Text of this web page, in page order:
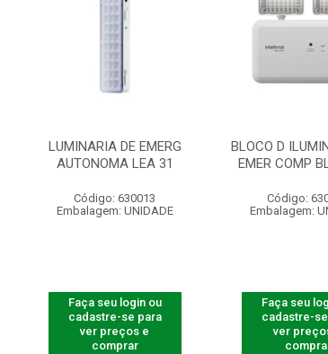
LUMINARIA DE EMERG
AUTONOMA LEA 31
Código: 630013
Embalagem: UNIDADE
Faça seu login ou
cadastre-se para
ver preços e
comprar
BLOCO D
EMER COMP
Código:
Embalagem:
Faça seu
cadastre-
ver